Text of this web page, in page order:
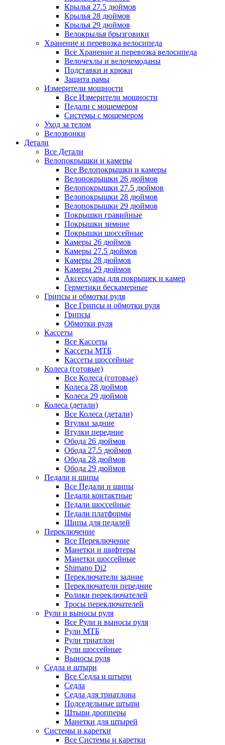
Крылья 27.5 дюймов
Крылья 28 дюймов
Крылья 29 дюймов
Велокрылья брызговики
Хранение и перевозка велосипеда
Все Хранение и перевозка велосипеда
Велочехлы и велочемоданы
Подставки и крюки
Защита рамы
Измерители мощности
Все Измерители мощности
Педали с мощемером
Системы с мощемером
Уход за телом
Велозвонки
Детали
Все Детали
Велопокрышки и камеры
Все Велопокрышки и камеры
Велопокрышки 26 дюймов
Велопокрышки 27.5 дюймов
Велопокрышки 28 дюймов
Велопокрышки 29 дюймов
Покрышки гравийные
Покрышки зимние
Покрышки шоссейные
Камеры 26 дюймов
Камеры 27.5 дюймов
Камеры 28 дюймов
Камеры 29 дюймов
Аксессуары для покрышек и камер
Герметики бескамерные
Грипсы и обмотки руля
Все Грипсы и обмотки руля
Грипсы
Обмотки руля
Кассеты
Все Кассеты
Кассеты МТБ
Кассеты шоссейные
Колеса (готовые)
Все Колеса (готовые)
Колеса 28 дюймов
Колеса 29 дюймов
Колеса (детали)
Все Колеса (детали)
Втулки задние
Втулки передние
Обода 26 дюймов
Обода 27.5 дюймов
Обода 28 дюймов
Обода 29 дюймов
Педали и шипы
Все Педали и шипы
Педали контактные
Педали шоссейные
Педали платформы
Шипы для педалей
Переключение
Все Переключение
Манетки и шифтеры
Манетки шоссейные
Shimano Di2
Переключатели задние
Переключатели передние
Ролики переключателей
Тросы переключателей
Рули и выносы руля
Все Рули и выносы руля
Рули МТБ
Рули триатлон
Рули шоссейные
Выносы руля
Седла и штыри
Все Седла и штыри
Седла
Седла для триатлона
Подседельные штыри
Штыри дропперы
Манетки для штырей
Системы и каретки
Все Системы и каретки